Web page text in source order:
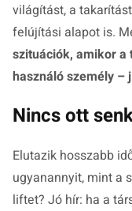
világítást, a
felújítási alapot is.
szituációk, amikor a
használó személy –
Nincs ott
Elutazik hosszabb
ugyanannyit, mint a
liftet? Jó hír: ha a